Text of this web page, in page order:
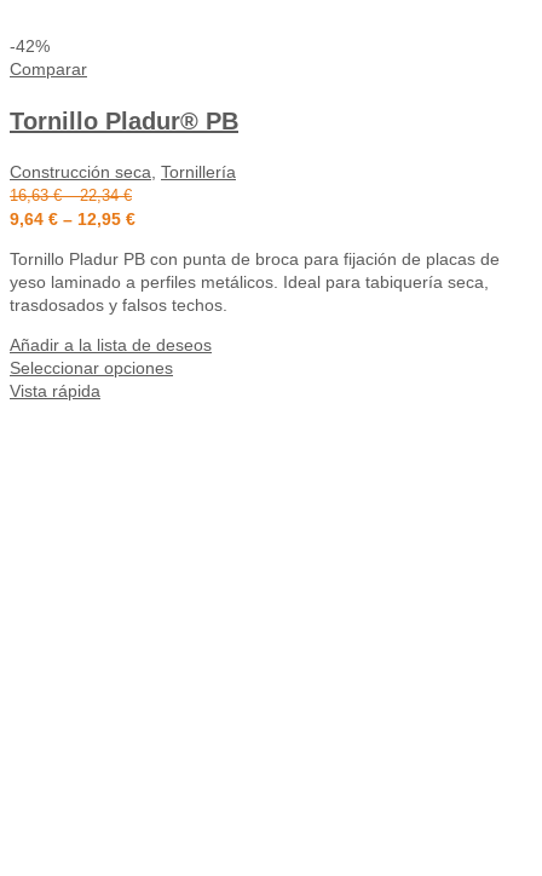
-42%
Comparar
Tornillo Pladur® PB
Construcción seca Tornillería
16,63€–22,34€
9,64 € – 12,95 €
Tornillo Pladur PB con punta de broca para fijación de placas de
yeso laminado a perfiles metálicos. Ideal para tabiquería seca,
trasdosados y falsos techos.
Añadir a la lista de deseos
Seleccionar opciones
Vista rápida